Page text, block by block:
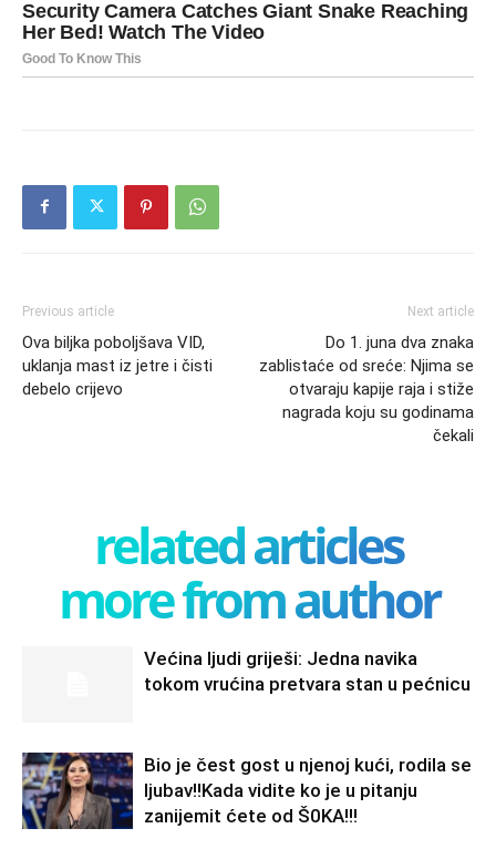
Previous article
Ova biljka poboljšava VID,
uklanja mast iz jetre i čisti
debelo crijevo
Next article
Do 1. juna dva znaka
zablistaće od sreće: Njima se
otvaraju kapije raja i stiže
nagrada koju su godinama
čekali
related articles
more from author
Većina ljudi griješi: Jedna navika
tokom vrućina pretvara stan u pećnicu
Bio je čest gost u njenoj kući, rodila se
ljubav!!Kada vidite ko je u pitanju
zanijemit ćete od Š0KA!!!